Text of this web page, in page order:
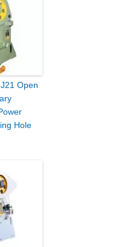
Open
Hole